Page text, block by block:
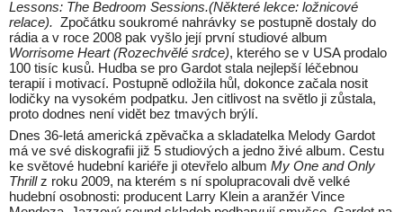
Lessons: The Bedroom Sessions.(Některé lekce: ložnicové
relace). Zpočátku soukromé nahrávky se postupně dostaly do
rádia a v roce 2008 pak vyšlo její první studiové album
Worrisome Heart (Rozechvělé srdce), kterého se v USA prodalo
100 tisíc kusů. Hudba se pro Gardot stala nejlepší léčebnou
terapií i motivací. Postupně odložila hůl, dokonce začala nosit
lodičky na vysokém podpatku. Jen citlivost na světlo ji zůstala,
proto dodnes není vidět bez tmavých brýlí.
Dnes 36-letá americká zpěvačka a skladatelka Melody Gardot
má ve své diskografii již 5 studiových a jedno živé album. Cestu
ke světové hudební kariéře ji otevřelo album My One and Only
Thrillz roku 2009, na kterém s ní spolupracovali dvě velké
hudební osobnosti: producent Larry Klein a aranžér Vince